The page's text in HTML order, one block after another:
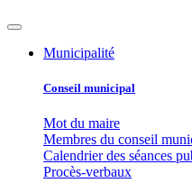
Municipalité
Conseil municipal​
Mot du maire
Membres du conseil
Calendrier des séances
Procès-verbaux